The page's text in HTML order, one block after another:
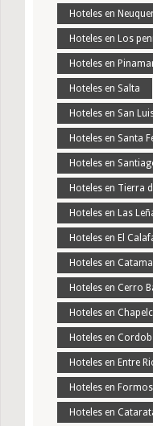
Hoteles en
Hoteles en Los
Hoteles en
Hoteles en Salta
Hoteles en San
Hoteles en Santa
Hoteles en
Hoteles en Tierra
Hoteles en Las
Hoteles en El
Hoteles en
Hoteles en Cerro
Hoteles en
Hoteles en
Hoteles en Entre
Hoteles en
Hoteles en